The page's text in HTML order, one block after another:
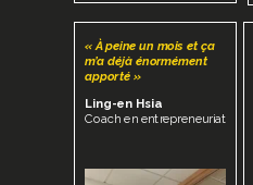
« À peine un mois et ça
m’a déjà énormément
apporté »
Ling-en Hsia
Coach en entrepreneuriat